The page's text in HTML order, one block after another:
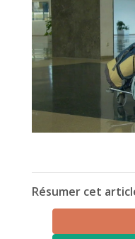
Résumer cet